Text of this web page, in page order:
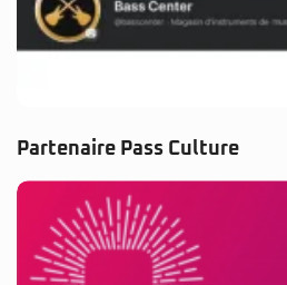
Partenaire Pass Culture